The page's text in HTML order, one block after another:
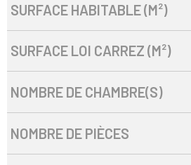
SURFACE HABITABLE (M²)
SURFACE LOI CARREZ (M²)
NOMBRE DE CHAMBRE(S)
NOMBRE DE PIÈCES